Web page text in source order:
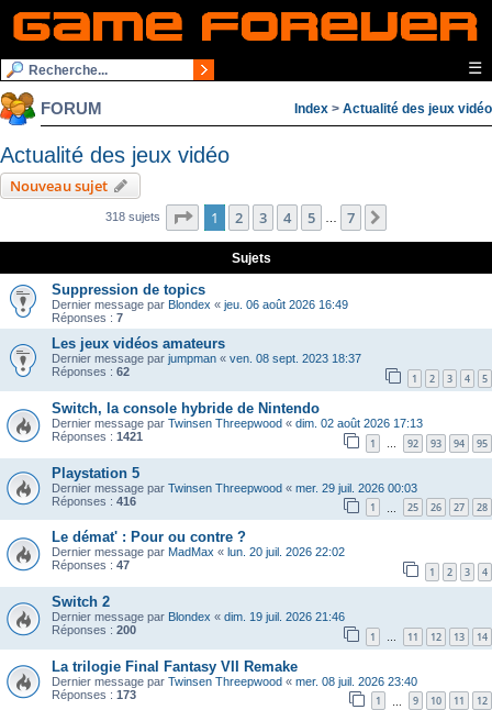
☰
FORUM Index > Actualité des jeux vidéo
Actualité des jeux vidéo
Nouveau sujet
318 sujets Page 1sur7
1 2 3 4 5 … 7
Sujets
Suppression de topics
Dernier message par Blondex « jeu. 06 août 2026 16:49
Réponses : 7
Les jeux vidéos amateurs
Dernier message par jumpman « ven. 08 sept. 2023 18:37
Réponses : 62 1 2 3 4 5
Switch, la console hybride de Nintendo
Dernier message par Twinsen Threepwood « dim. 02 août 2026 17:13
Réponses : 1421 1 … 92 93 94 95
Playstation 5
Dernier message par Twinsen Threepwood « mer. 29 juil. 2026 00:03
Réponses : 416 1 25 26 27 28
Le démat' : Pour ou contre ?
Dernier message par MadMax « lun. 20 juil. 2026 22:02
Réponses : 47 1 2 3 4
Switch 2
Dernier message par Blondex « dim. 19 juil. 2026 21:46
Réponses : 200 1 … 11 12 13 14
La trilogie Final Fantasy VII Remake
Dernier message par Twinsen Threepwood « mer. 08 juil. 2026 23:40
Réponses : 173 1 9 10 11 12